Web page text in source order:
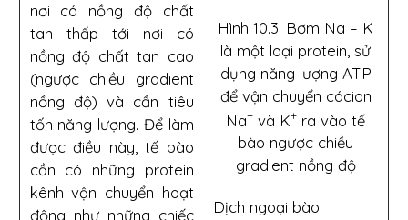
nơi có nồng độ chất
tan thấp tới nơi có
nồng độ chất tan cao
(ngược chiều gradient
nồng độ) và cần tiêu
tốn năng lượng. Để làm
được điều này, tế bào
cần có những protein
kênh vận chuyển hoạt
động như những chiếc
Hình 10.3. Bơm Na – K
là một loại protein, sử
dụng năng lượng ATP
để vận chuyển cácion
Na+ và K+ ra vào tế
bào ngược chiều
gradient nồng độ
Dịch ngoại bào